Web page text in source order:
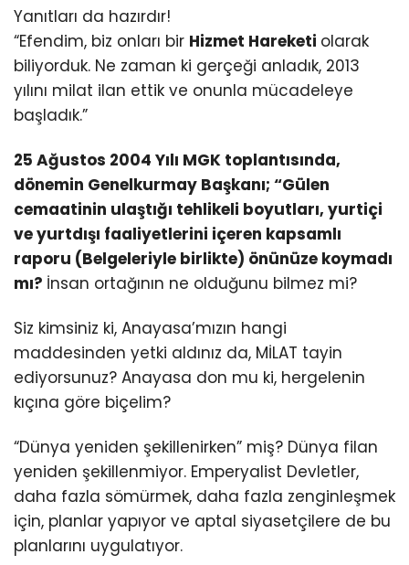
Yanıtları da hazırdır!
“Efendim, biz onları bir Hizmet Hareketi olarak
biliyorduk. Ne zaman ki gerçeği anladık, 2013
yılını milat ilan ettik ve onunla mücadeleye
başladık.”
25 Ağustos 2004 Yılı MGK toplantısında,
dönemin Genelkurmay Başkanı; “Gülen
cemaatinin ulaştığı tehlikeli boyutları, yurtiçi
ve yurtdışı faaliyetlerini içeren kapsamlı
raporu (Belgeleriyle birlikte) önünüze koymadı
mı? İnsan ortağının ne olduğunu bilmez mi?
Siz kimsiniz ki, Anayasa’mızın hangi
maddesinden yetki aldınız da, MİLAT tayin
ediyorsunuz? Anayasa don mu ki, hergelenin
kıçına göre biçelim?
“Dünya yeniden şekillenirken” miş? Dünya filan
yeniden şekillenmiyor. Emperyalist Devletler,
daha fazla sömürmek, daha fazla zenginleşmek
için, planlar yapıyor ve aptal siyasetçilere de bu
planlarını uygulatıyor.